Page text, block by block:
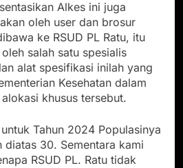
Alkes ini juga
oleh user dan brosur
ke RSUD PL Ratu, itu
salah satu spesialis
alat spesifikasi inilah yang
Kesehatan dalam
khusus tersebut.
Tahun 2024 Populasinya
diatas 30. Sementara kami
RSUD PL. Ratu tidak